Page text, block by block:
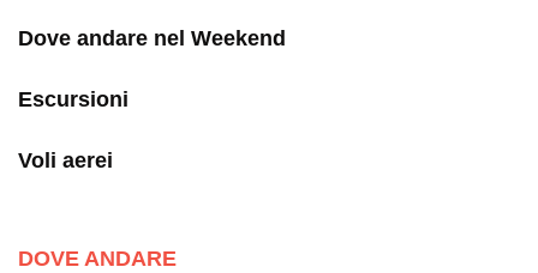
Dove andare nel Weekend
Escursioni
Voli aerei
DOVE ANDARE